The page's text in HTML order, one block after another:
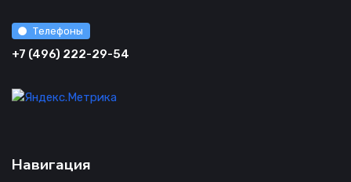
Телефоны
+7 (496) 222-29-54
Навигация